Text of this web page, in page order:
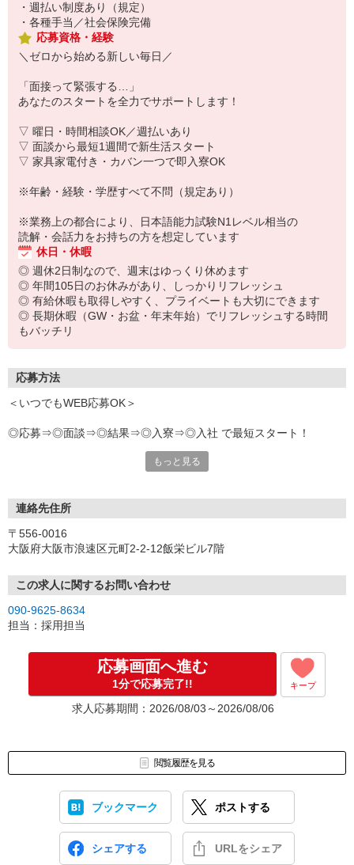
・週払い制度あり（規定）
・各種手当／社会保険完備
応募資格・経験
＼ゼロから始める新しい毎日／
「面接って緊張する…」
あなたのスタートを全力でサポートします！
▽ 曜日・時間相談OK／週払いあり
▽ 面談から最短1週間で新生活スタート
▽ 家具家電付き・カバン一つで即入寮OK
※年齢・経験・学歴すべて不問（規定あり）
※業務上の都合により、日本語能力試験N1レベル相当の
読解・会話力をお持ちの方を想定しています
休日・休暇
◎ 週休2日制なので、週末はゆっくり休めます
◎ 年間105日のお休みがあり、しっかりリフレッシュ
◎ 有給休暇も取得しやすく、プライベートも大切にできます
◎ 長期休暇（GW・お盆・年末年始）でリフレッシュする時間
もバッチリ
応募方法
＜いつでもWEB応募OK＞
◎応募⇒◎面談⇒◎結果⇒◎入寮⇒◎入社 で最短スタート！
応募後、すぐに担当から電話いたします！
もっと見る
連絡先住所
〒556-0016
大阪府大阪市浪速区元町2-2-12飯栄ビル7階
この求人に関するお問い合わせ
090-9625-8634
担当：採用担当
応募画面へ進む
1分で応募完了!! キープ
求人応募期間：2026/08/03～2026/08/06
閲覧履歴を見る
ブックマーク ポストする
シェアする URLをシェア